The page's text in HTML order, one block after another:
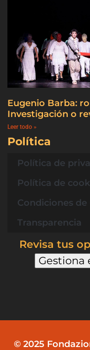
Eugenio Barba:
Investigación o
Leer todo »
Política
Política de
Política de
Condiciones de
Transparencia
Revisa tus
Gestiona
© 2025